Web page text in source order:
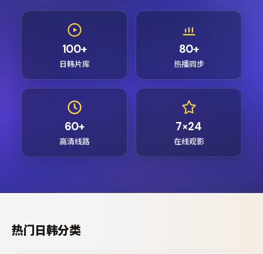
100+
日韩片库
80+
热播同步
60+
高清线路
7×24
在线观影
热门日韩分类